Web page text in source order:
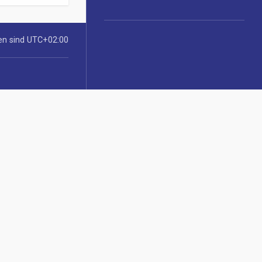
sind UTC+02:00